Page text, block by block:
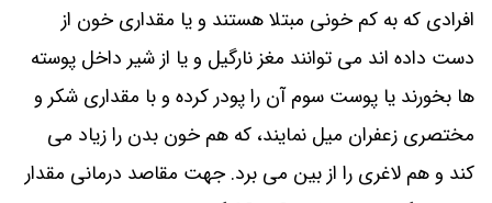
افرادی که به کم خونی مبتلا هستند و یا مقداری خون از
دست داده اند می توانند مغز نارگیل و یا از شیر داخل پوسته
ها بخورند یا پوست سوم آن را پودر کرده و با مقداری شکر و
مختصری زعفران میل نمایند، که هم خون بدن را زیاد می
کند و هم لاغری را از بین می برد. جهت مقاصد درمانی مقدار